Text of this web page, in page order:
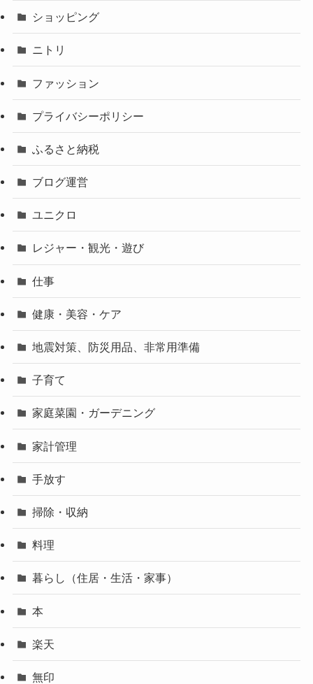
ショッピング
ニトリ
ファッション
プライバシーポリシー
ふるさと納税
ブログ運営
ユニクロ
レジャー・観光・遊び
仕事
健康・美容・ケア
地震対策、防災用品、非常用準備
子育て
家庭菜園・ガーデニング
家計管理
手放す
掃除・収納
料理
暮らし（住居・生活・家事）
本
楽天
無印